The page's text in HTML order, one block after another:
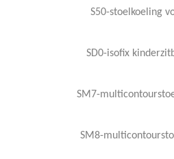
S50-stoelkoeling
SD0-isofix
SM7-
SM8-